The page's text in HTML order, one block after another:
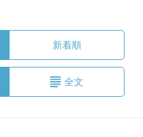
新着順
全文